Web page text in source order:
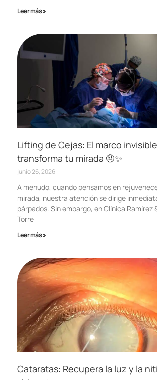
Leer más »
Lifting de Cejas: El marco
transforma tu mirada 🤨✨
junio 26, 2026
A menudo, cuando pensamos en
mirada, nuestra atención se dirige
párpados. Sin embargo, en Clínica Ramírez
Torre
Leer más »
Cataratas: Recupera la luz y la